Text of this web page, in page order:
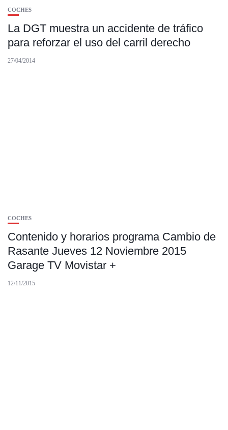
COCHES
La DGT muestra un accidente de tráfico
para reforzar el uso del carril derecho
27/04/2014
COCHES
Contenido y horarios programa Cambio de
Rasante Jueves 12 Noviembre 2015
Garage TV Movistar +
12/11/2015